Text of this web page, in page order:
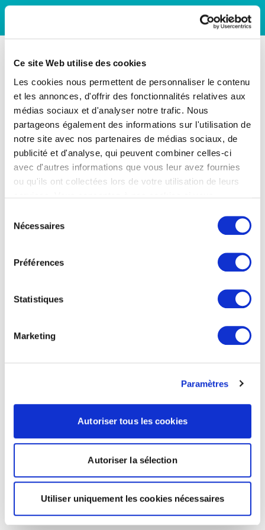
Ce site Web utilise des cookies
Les cookies nous permettent de personnaliser le contenu
et les annonces, d'offrir des fonctionnalités relatives aux
médias sociaux et d'analyser notre trafic. Nous
partageons également des informations sur l'utilisation de
notre site avec nos partenaires de médias sociaux, de
publicité et d'analyse, qui peuvent combiner celles-ci
avec d'autres informations que vous leur avez fournies
ou qu'ils ont collectées lors de votre utilisation de leurs
Nécessaires
Préférences
Statistiques
Marketing
Paramètres
Autoriser tous les cookies
Autoriser la sélection
Utiliser uniquement les cookies nécessaires